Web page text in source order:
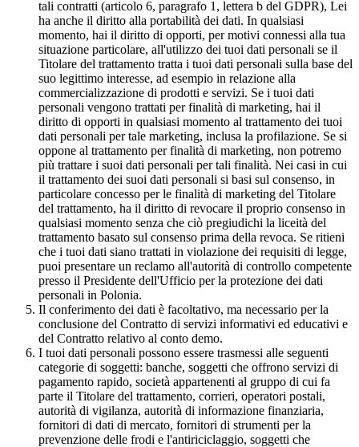
tali contratti (articolo 6, paragrafo 1, lettera b del GDPR), Lei
ha anche il diritto alla portabilità dei dati. In qualsiasi
momento, hai il diritto di opporti, per motivi connessi alla tua
situazione particolare, all'utilizzo dei tuoi dati personali se il
Titolare del trattamento tratta i tuoi dati personali sulla base del
suo legittimo interesse, ad esempio in relazione alla
commercializzazione di prodotti e servizi. Se i tuoi dati
personali vengono trattati per finalità di marketing, hai il
diritto di opporti in qualsiasi momento al trattamento dei tuoi
dati personali per tale marketing, inclusa la profilazione. Se si
oppone al trattamento per finalità di marketing, non potremo
più trattare i suoi dati personali per tali finalità. Nei casi in cui
il trattamento dei suoi dati personali si basi sul consenso, in
particolare concesso per le finalità di marketing del Titolare
del trattamento, ha il diritto di revocare il proprio consenso in
qualsiasi momento senza che ciò pregiudichi la liceità del
trattamento basato sul consenso prima della revoca. Se ritieni
che i tuoi dati siano trattati in violazione dei requisiti di legge,
puoi presentare un reclamo all'autorità di controllo competente
presso il Presidente dell'Ufficio per la protezione dei dati
personali in Polonia.
Il conferimento dei dati è facoltativo, ma necessario per la
conclusione del Contratto di servizi informativi ed educativi e
del Contratto relativo al conto demo.
I tuoi dati personali possono essere trasmessi alle seguenti
categorie di soggetti: banche, soggetti che offrono servizi di
pagamento rapido, società appartenenti al gruppo di cui fa
parte il Titolare del trattamento, corrieri, operatori postali,
autorità di vigilanza, autorità di informazione finanziaria,
fornitori di dati di mercato, fornitori di strumenti per la
prevenzione delle frodi e l'antiriciclaggio, soggetti che